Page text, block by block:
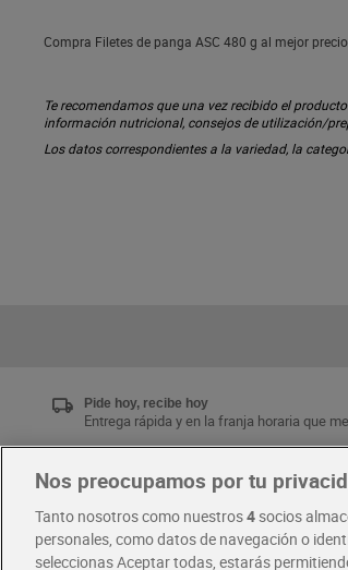
Compra Filetes de panga ASC 480 g al mejor
Te recomendamos que una vez recibido el
información nutricional, consejos de utilización/
Los datos correspondientes a la variedad, la
Pide hoy, recibe hoy
Entrega rápida y en la franja horaria que
Disfruta las ventajas y ofertas exclusivas.
Descárgate la APP Dia
Nos preocupamos por tu
Tanto nosotros como nuestros4socios
personales, como datos de navegación o
seleccionas Aceptar todas, estarás